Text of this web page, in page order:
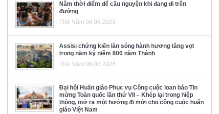
Năm thời điểm để cầu nguyện khi đang đi trên
đường
Thứ Năm 06.08.2026
Assisi chứng kiến làn sóng hành hương tăng vọt
trong năm kỷ niệm 800 năm Thánh
Thứ Năm 06.08.2026
Đại hội Huấn giáo Phục vụ Công cuộc loan báo Tin
mừng Toàn quốc lần thứ VII – Khép lại trong hiệp
thông, mở ra một hướng đi mới cho công cuộc huấn
giáo Việt Nam